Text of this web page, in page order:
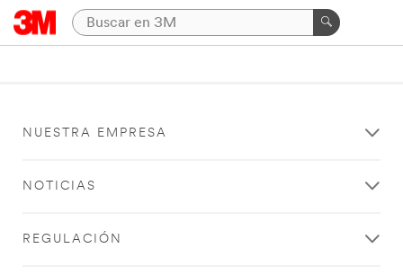
NUESTRA EMPRESA
NOTICIAS
REGULACIÓN